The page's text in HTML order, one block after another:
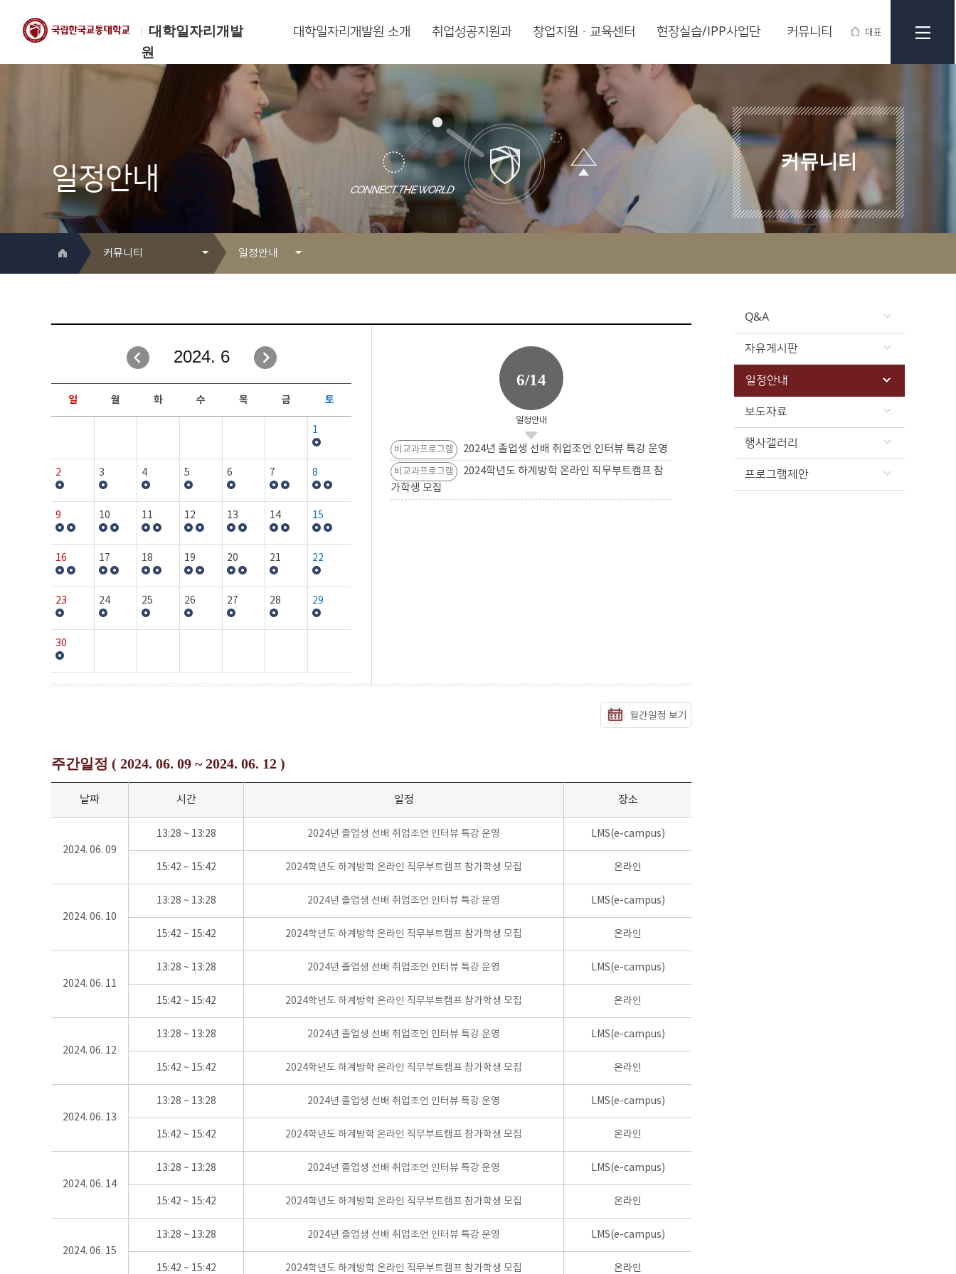
대학일자리개발
원
대표
한국교통대학교
대학일자리개발원
대학일자리개발원 소개 취업성공지원과 창업지원·교육센터 현장실습/IPP사업단 커뮤니티
일정안내
커뮤니티
커뮤니티
취업성공지원과
창업지원·교육센터
현장실습/IPP사업단
커뮤니티
일정안내
자유게시판
일정안내
보도자료
행사갤러리
Q&A
자유게시판
일정안내
보도자료
행사갤러리
프로그램제안
2024. 6
일 월 화 수 목 금 토
1
2 3 4 5 6 7 8
9 10 11 12 13 14 15
16 17 18 19 20 21 22
23 24 25 26 27 28 29
30
6/14
일정안내
비교과프로그램 2024년 졸업생 선배 취업조언 인터뷰 특강 운영
비교과프로그램
2024학년도 하계방학 온라인 직무부트캠프 참
가학생 모집
월간일정 보기
주간일정 ( 2024. 06. 09 ~ 2024. 06. 12 )
날짜 시간 일정 장소
2024. 06. 09
13:28 ~ 13:28 2024년 졸업생 선배 취업조언 인터뷰 특강 운영 LMS(e-campus)
15:42 ~ 15:42 2024학년도 하계방학 온라인 직무부트캠프 참가학생 모집 온라인
2024. 06. 10
13:28 ~ 13:28 2024년 졸업생 선배 취업조언 인터뷰 특강 운영 LMS(e-campus)
15:42 ~ 15:42 2024학년도 하계방학 온라인 직무부트캠프 참가학생 모집 온라인
2024. 06. 11
13:28 ~ 13:28 2024년 졸업생 선배 취업조언 인터뷰 특강 운영 LMS(e-campus)
15:42 ~ 15:42 2024학년도 하계방학 온라인 직무부트캠프 참가학생 모집 온라인
2024. 06. 12
13:28 ~ 13:28 2024년 졸업생 선배 취업조언 인터뷰 특강 운영 LMS(e-campus)
15:42 ~ 15:42 2024학년도 하계방학 온라인 직무부트캠프 참가학생 모집 온라인
2024. 06. 13
13:28 ~ 13:28 2024년 졸업생 선배 취업조언 인터뷰 특강 운영 LMS(e-campus)
15:42 ~ 15:42 2024학년도 하계방학 온라인 직무부트캠프 참가학생 모집 온라인
2024. 06. 14
13:28 ~ 13:28 2024년 졸업생 선배 취업조언 인터뷰 특강 운영 LMS(e-campus)
15:42 ~ 15:42 2024학년도 하계방학 온라인 직무부트캠프 참가학생 모집 온라인
2024. 06. 15
13:28 ~ 13:28 2024년 졸업생 선배 취업조언 인터뷰 특강 운영 LMS(e-campus)
15:42 ~ 15:42 2024학년도 하계방학 온라인 직무부트캠프 참가학생 모집 온라인